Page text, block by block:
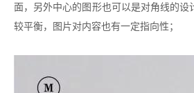
面，另外中心的图形也可以是对角线的设
较平衡，图片对内容也有一定指向性；